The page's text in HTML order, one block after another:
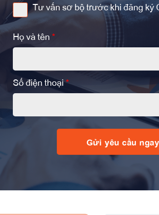
Tư vấn sơ bộ trước khi đăng ký
Họ và tên*
Số điện thoại*